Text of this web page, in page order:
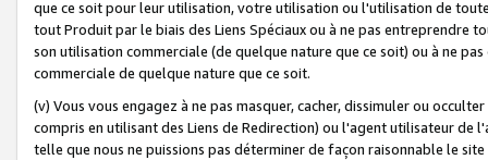
que ce soit pour leur utilisation, votre utilisation ou l'utilisation de
tout Produit par le biais des Liens Spéciaux ou à ne pas entreprendre
son utilisation commerciale (de quelque nature que ce soit) ou à ne
commerciale de quelque nature que ce soit.
(v) Vous vous engagez à ne pas masquer, cacher, dissimuler ou
compris en utilisant des Liens de Redirection) ou l'agent utilisateur
telle que nous ne puissions pas déterminer de façon raisonnable le